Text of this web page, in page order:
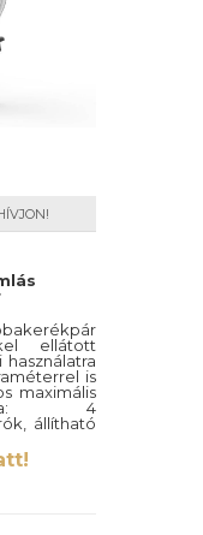
ellátott
is
maximális
4
állítható
a